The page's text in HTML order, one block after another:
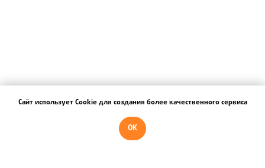
Сайт использует Cookie для создания более качественного сервиса
OK